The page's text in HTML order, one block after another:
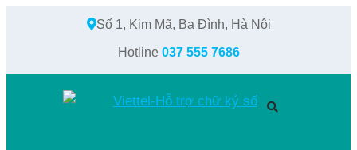
Số 1, Kim Mã, Ba Đình, Hà Nội
Hotline 037 555 7686